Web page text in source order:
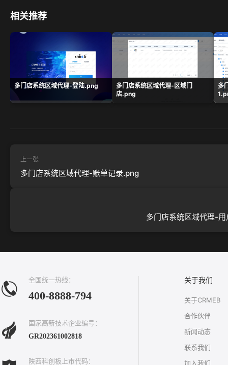
相关推荐
多门店系统区域代理-登陆.png
多门店系统区域代理-区域门
店.png
多
上一张
多门店系统区域代理-账单记录.png
多门店系统区域代理-
全国统一热线：
400-8888-794
国家高新技术企业编号：
GR202361002818
陕西科创板上市代码：
关于我们
关于CRMEB
合作伙伴
新闻动态
联系我们
加入我们